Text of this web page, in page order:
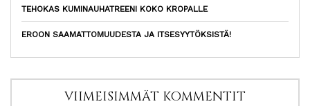
TEHOKAS KUMINAUHATREENI KOKO KROPALLE
EROON SAAMATTOMUUDESTA JA ITSESYYTÖKSISTÄ!
VIIMEISIMMÄT KOMMENTIT